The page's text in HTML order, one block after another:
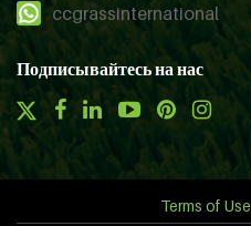
ccgrassinternational
Подписывайтесь на нас
Terms of Use